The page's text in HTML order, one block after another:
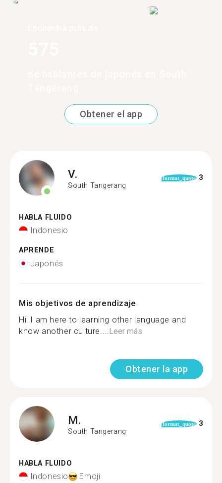
Obtener el app
V.
South Tangerang
format_quote 3
HABLA FLUIDO
Indonesio
APRENDE
Japonés
Mis objetivos de aprendizaje
Hi! I am here to learning other language and
know another culture.... Leer más
Obtener la app
M.
South Tangerang
format_quote 3
HABLA FLUIDO
Indonesio Emoji